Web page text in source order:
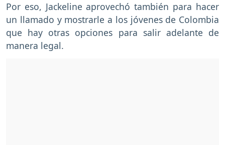
Por eso, Jackeline aprovechó también para hacer
un llamado y mostrarle a los jóvenes de Colombia
que hay otras opciones para salir adelante de
manera legal.